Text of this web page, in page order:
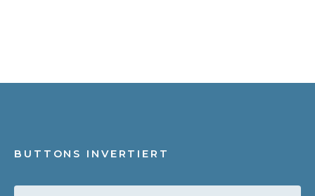
BUTTONS INVERTIERT